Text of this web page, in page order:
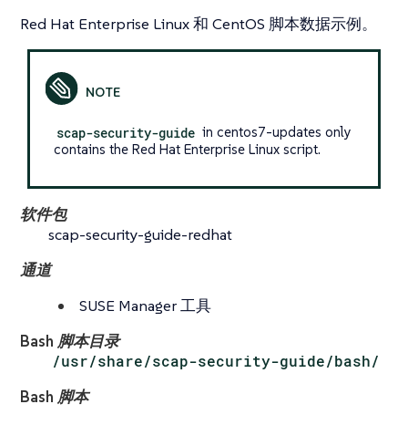
Red Hat Enterprise Linux 和 CentOS 脚本数据示例。
scap-security-guide in centos7-updates only
contains the Red Hat Enterprise Linux script.
软件包
scap-security-guide-redhat
通道
SUSE Manager 工具
Bash 脚本目录
/usr/share/scap-security-guide/bash/
Bash 脚本